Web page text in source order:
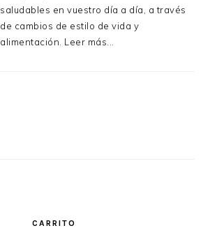
saludables en vuestro día a día, a través
de cambios de estilo de vida y
alimentación. Leer más...
CARRITO